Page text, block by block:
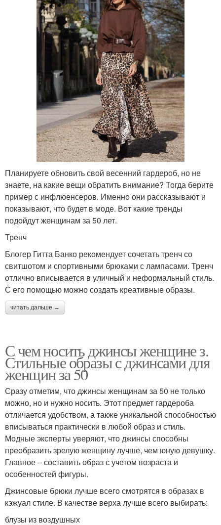
Планируете обновить свой весенний гардероб, но не
знаете, на какие вещи обратить внимание? Тогда берите
пример с инфлюенсеров. Именно они рассказывают и
показывают, что будет в моде. Вот какие тренды
подойдут женщинам за 50 лет.
Тренч
Блогер Гитта Банко рекомендует сочетать тренч со
свитшотом и спортивными брюками с лампасами. Тренч
отлично вписывается в уличный и неформальный стиль.
С его помощью можно создать креативные образы.
читать дальше →
С чем носить джинсы женщине з.
Стильные образы с джинсами для
женщин за 50
Сразу отметим, что джинсы женщинам за 50 не только
можно, но и нужно носить. Этот предмет гардероба
отличается удобством, а также уникальной способностью
вписываться практически в любой образ и стиль.
Модные эксперты уверяют, что джинсы способны
преобразить зрелую женщину лучше, чем юную девушку.
Главное – составить образ с учетом возраста и
особенностей фигуры.
Джинсовые брюки лучше всего смотрятся в образах в
кэжуал стиле. В качестве верха лучше всего выбирать:
блузы из воздушных